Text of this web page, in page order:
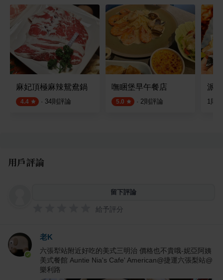
麻妃頂極麻辣鴛鴦鍋
4.4 · 34則評論
嘸睏堡早午餐店
5.0 · 2則評論
派
1則
用戶評論
留下評論
給予評分
老K
六張犁站附近好吃的美式三明治 價格也不貴哦-妮亞阿姨
美式餐館 Auntie Nia's Cafe' American@捷運六張梨站@
樂利路